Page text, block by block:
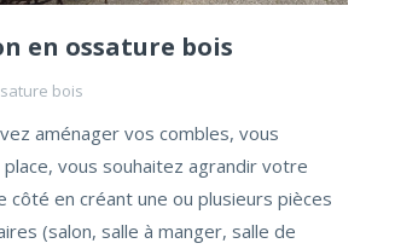
en ossature bois
bois
aménager vos combles, vous
vous souhaitez agrandir votre
côté en créant une ou plusieurs pièces
(salon, salle à manger, salle de